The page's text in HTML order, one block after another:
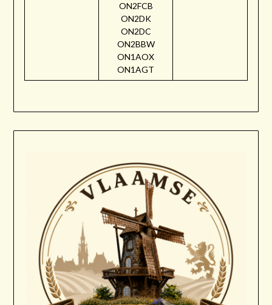
ON2FCB
ON2DK
ON2DC
ON2BBW
ON1AOX
ON1AGT